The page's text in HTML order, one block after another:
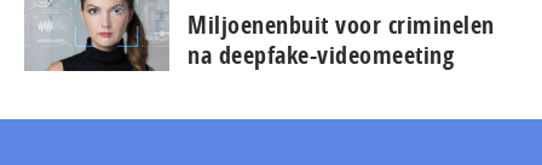
Miljoenenbuit voor criminelen
na deepfake-videomeeting